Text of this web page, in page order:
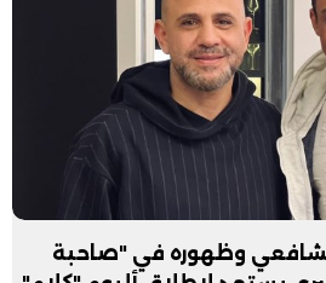
وظهوره في "صاحبة